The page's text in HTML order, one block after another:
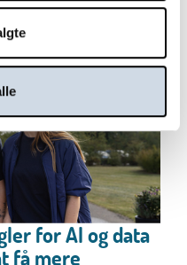
for AI og data
få mere